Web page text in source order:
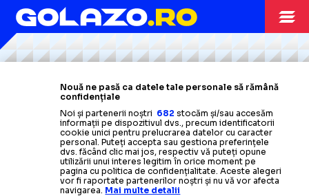
Citește mai mult
Citește mai mult
Citește mai mult
Citește mai mult
Citește mai mult
LIGA CAMPIONILOR 30.07
COELHOI-AENERVAT PE OLTENI Conducerea
Craiovei a răbufnit! Reproșul făcut antrenorului:„Ne
credem mai buni decât suntem”
LIGA CAMPIONILOR 30.07
LIGA CAMPIONILOR 29.07
BANCU NUȘI-A
LIGA CAMPIONILOR 29.07
SCENE ȘOCANTE ÎN
Nouă ne pasă ca datele tale personale să rămână
confidențiale
Noi și partenerii noștri 682 stocăm și/sau accesăm
informații pe dispozitivul dvs., precum identificatorii
cookie unici pentru prelucrarea datelor cu caracter
personal. Puteți accepta sau gestiona preferințele
dvs. făcând clic mai jos, respectiv vă puteți opune
utilizării unui interes legitim în orice moment pe
pagina cu politica de confidențialitate. Aceste alegeri
vor fi raportate partenerilor noștri și nu vă vor afecta
navigarea. Mai multe detalii